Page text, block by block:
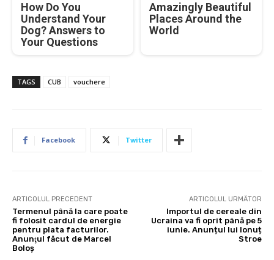
How Do You
Understand Your
Dog? Answers to
Your Questions
Amazingly Beautiful
Places Around the
World
TAGS CUB vouchere
Facebook Twitter
ARTICOLUL PRECEDENT
Termenul până la care poate
fi folosit cardul de energie
pentru plata facturilor.
Anunţul făcut de Marcel
Boloș
ARTICOLUL URMĂTOR
Importul de cereale din
Ucraina va fi oprit până pe 5
iunie. Anunțul lui Ionuț
Stroe